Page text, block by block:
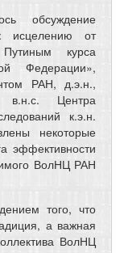
обсуждение
исцелению от
курса
Федерации»,
РАН, д.э.н.,
Центра
к.э.н.
некоторые
эффективности
ВолНЦ РАН
того, что
а важная
ВолНЦ